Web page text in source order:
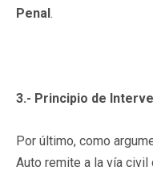
Penal.
3.- Principio de
Por último, como
Auto remite a la vía civil